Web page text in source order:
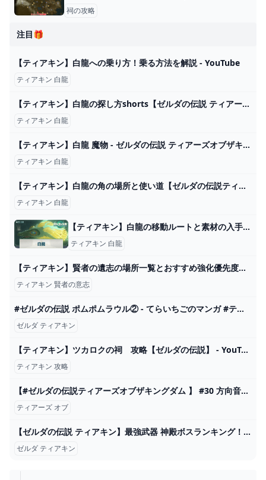
祠の攻略
注目🎁
【ティアキン】白龍への乗り方！乗る方法を解説 - YouTube
ティアキン 白龍
【ティアキン】白龍の探し方shorts【ゼルダの伝説 ティアーズオブザキングダム】 - YouTube
ティアキン 白龍
【ティアキン】白龍 魔物 - ゼルダの伝説 ティアーズオブザキングダム 攻略Wiki ティアキン ： ヘイグ攻略まとめWiki
ティアキン 白龍
【ティアキン】白龍の角の場所と使い道【ゼルダの伝説ティアーズオブザキングダム】｜ゲームエイト
ティアキン 白龍
【ティアキン】白龍の移動ルートと素材の入手方法【ゼルダの伝説ティアーズオブザキングダム】 - 神ゲー攻略
ティアキン 白龍
【ティアキン】賢者の遺志の場所一覧とおすすめ強化優先度【ゼルダの伝説ティアーズオブザキングダム】｜ゲームエイト
ティアキン 賢者の意志
#ゼルダの伝説 ポムポムラウル② - てらいちごのマンガ #ティアーズオブザキングダム #地雷発言 #ポムポムプリン - pixiv
ゼルダ ティアキン
【ティアキン】ツカロクの祠 攻略【ゼルダの伝説】 - YouTube
ティアキン 攻略
【#ゼルダの伝説ティアーズオブザキングダム 】 #30 方向音痴再びハイラルへ【ゆるっと初見配信】 - YouTube
ティアーズ オブ
【ゼルダの伝説 ティアキン】最強武器 神殿ボスランキング！！【ティアーズオブザキングダム】Part30 - YouTube
ゼルダ ティアキン